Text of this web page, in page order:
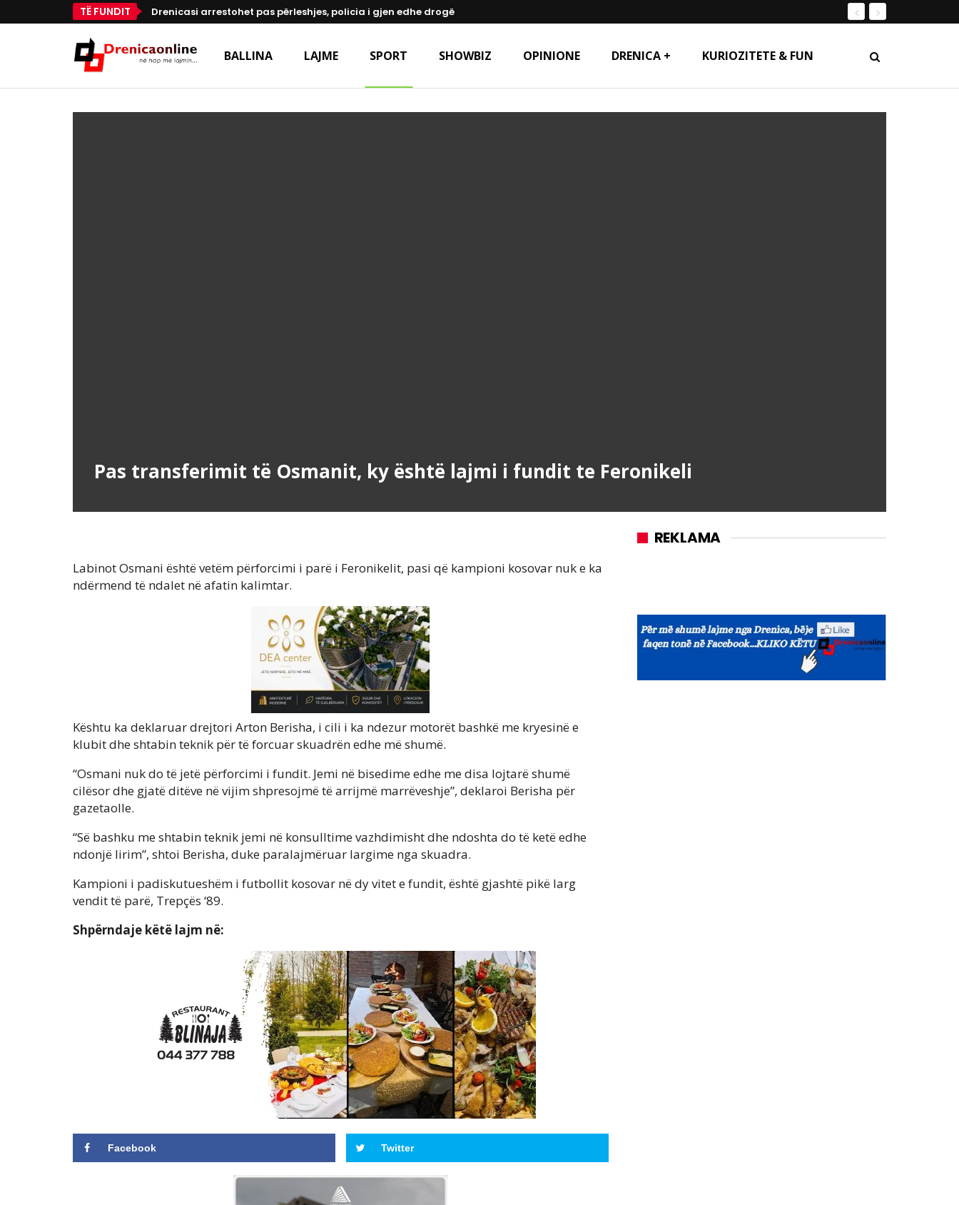
TË FUNDIT Drenicasi arrestohet pas përleshjes, policia i gjen edhe drogë
BALLINA LAJME SPORT SHOWBIZ OPINIONE DRENICA + KURIOZITETE & FUN
Pas transferimit të Osmanit, ky është lajmi i fundit te Feronikeli
Labinot Osmani është vetëm përforcimi i parë i Feronikelit, pasi që kampioni kosovar nuk e ka
ndërmend të ndalet në afatin kalimtar.
Kështu ka deklaruar drejtori Arton Berisha, i cili i ka ndezur motorët bashkë me kryesinë e
klubit dhe shtabin teknik për të forcuar skuadrën edhe më shumë.
“Osmani nuk do të jetë përforcimi i fundit. Jemi në bisedime edhe me disa lojtarë shumë
cilësor dhe gjatë ditëve në vijim shpresojmë të arrijmë marrëveshje”, deklaroi Berisha për
gazetaolle.
“Së bashku me shtabin teknik jemi në konsulltime vazhdimisht dhe ndoshta do të ketë edhe
ndonjë lirim”, shtoi Berisha, duke paralajmëruar largime nga skuadra.
Kampioni i padiskutueshëm i futbollit kosovar në dy vitet e fundit, është gjashtë pikë larg
vendit të parë, Trepçës ‘89.
Shpërndaje këtë lajm në:
Facebook Twitter
REKLAMA